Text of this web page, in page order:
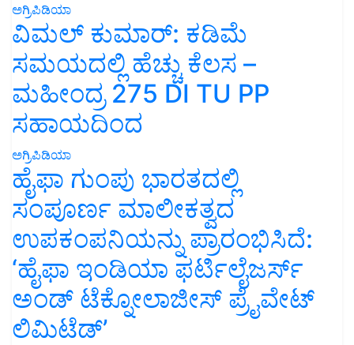
ಅಗ್ರಿಪಿಡಿಯಾ
ವಿಮಲ್ ಕುಮಾರ್: ಕಡಿಮೆ
ಸಮಯದಲ್ಲಿ ಹೆಚ್ಚು ಕೆಲಸ –
ಮಹೀಂದ್ರ 275 DI TU PP
ಸಹಾಯದಿಂದ
ಅಗ್ರಿಪಿಡಿಯಾ
ಹೈಫಾ ಗುಂಪು ಭಾರತದಲ್ಲಿ
ಸಂಪೂರ್ಣ ಮಾಲೀಕತ್ವದ
ಉಪಕಂಪನಿಯನ್ನು ಪ್ರಾರಂಭಿಸಿದೆ:
‘ಹೈಫಾ ಇಂಡಿಯಾ ಫರ್ಟಿಲೈಜರ್ಸ್
ಅಂಡ್ ಟೆಕ್ನೋಲಾಜೀಸ್ ಪ್ರೈವೇಟ್
ಲಿಮಿಟೆಡ್’